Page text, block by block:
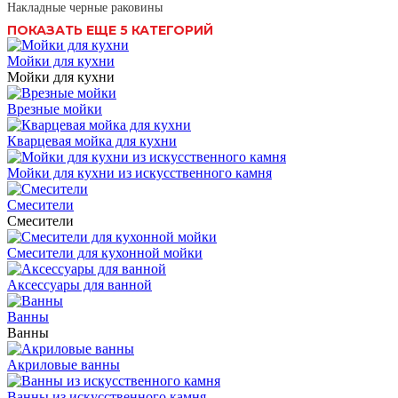
Накладные черные раковины
ПОКАЗАТЬ ЕЩЕ 5 КАТЕГОРИЙ
Мойки для кухни
Мойки для кухни
Врезные мойки
Кварцевая мойка для кухни
Мойки для кухни из искусственного камня
Смесители
Смесители
Смесители для кухонной мойки
Аксессуары для ванной
Ванны
Ванны
Акриловые ванны